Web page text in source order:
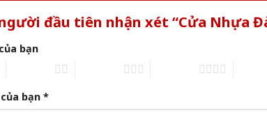
đầu tiên nhận xét “Cửa Nhựa
bạn
bạn *